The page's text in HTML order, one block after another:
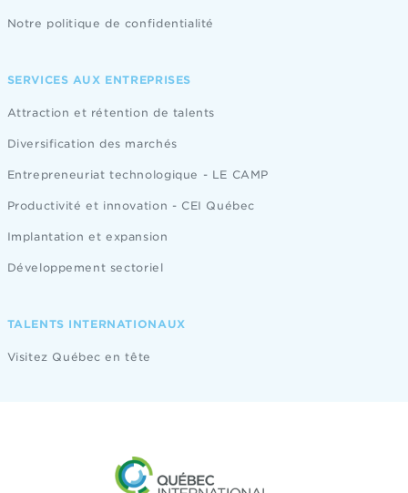
Notre politique de confidentialité
SERVICES AUX ENTREPRISES
Attraction et rétention de talents
Diversification des marchés
Entrepreneuriat technologique - LE CAMP
Productivité et innovation - CEI Québec
Implantation et expansion
Développement sectoriel
TALENTS INTERNATIONAUX
Visitez Québec en tête